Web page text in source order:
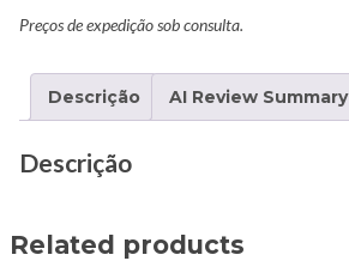
Preços de expedição sob consulta.
Descrição AI Review Summary
Descrição
Related products